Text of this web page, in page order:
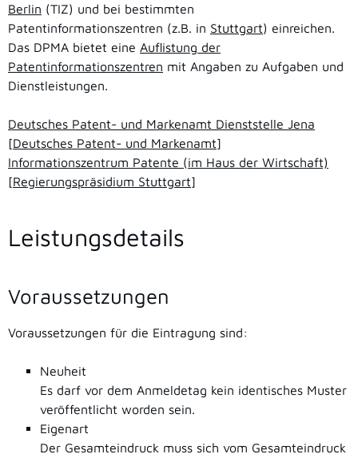
Berlin (TIZ) und bei bestimmten
Patentinformationszentren (z.B. in Stuttgart) einreichen.
Das DPMA bietet eine Auflistung der
Patentinformationszentren mit Angaben zu Aufgaben und
Dienstleistungen.
Deutsches Patent- und Markenamt Dienststelle Jena
[Deutsches Patent- und Markenamt]
Informationszentrum Patente (im Haus der Wirtschaft)
[Regierungspräsidium Stuttgart]
Leistungsdetails
Voraussetzungen
Voraussetzungen für die Eintragung sind:
Neuheit
Es darf vor dem Anmeldetag kein identisches Muster
veröffentlicht worden sein.
Eigenart
Der Gesamteindruck muss sich vom Gesamteindruck